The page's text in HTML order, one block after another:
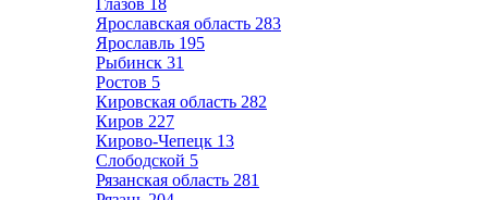
Глазов 18
Ярославская область 283
Ярославль 195
Рыбинск 31
Ростов 5
Кировская область 282
Киров 227
Кирово-Чепецк 13
Слободской 5
Рязанская область 281